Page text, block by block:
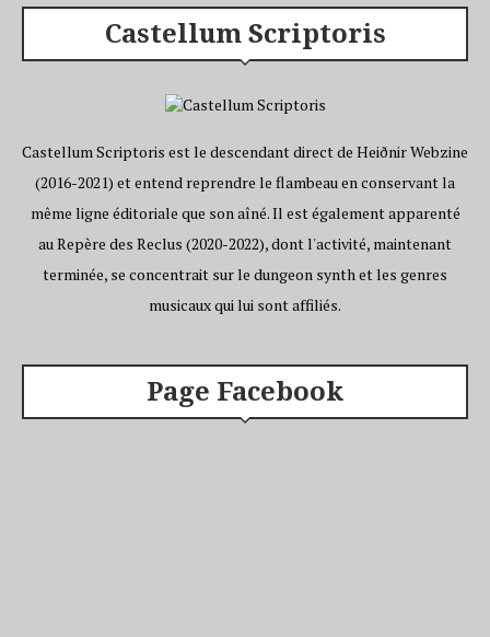
Castellum Scriptoris
Castellum Scriptoris est le descendant direct de Heiðnir Webzine
(2016-2021) et entend reprendre le flambeau en conservant la
même ligne éditoriale que son aîné. Il est également apparenté
au Repère des Reclus (2020-2022), dont l'activité, maintenant
terminée, se concentrait sur le dungeon synth et les genres
musicaux qui lui sont affiliés.
Page Facebook